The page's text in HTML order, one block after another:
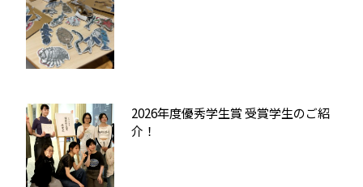
2026年度優秀学生賞 受賞学生のご紹
介！